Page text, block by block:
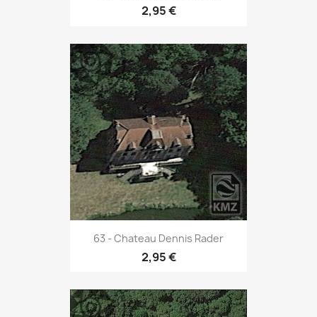
2,95 €
63 - Chateau Dennis Rader
2,95 €